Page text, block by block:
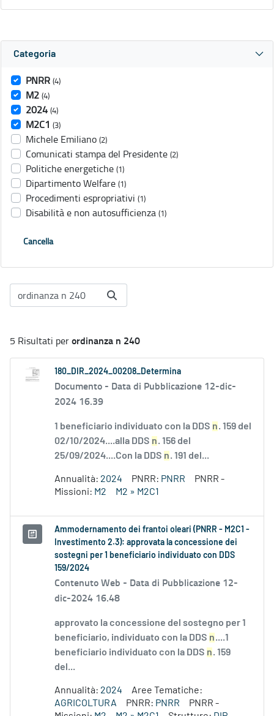
Categoria
PNRR (4)
M2 (4)
2024 (4)
M2C1 (3)
Michele Emiliano (2)
Comunicati stampa del Presidente (2)
Politiche energetiche (1)
Dipartimento Welfare (1)
Procedimenti espropriativi (1)
Disabilità e non autosufficienza (1)
Cancella
5 Risultati perordinanza n 240
180_DIR_2024_00208_Determina
Documento - Data di Pubblicazione 12-dic-
2024 16.39
1 beneficiario individuato con la DDS n. 159 del
02/10/2024....alla DDS n. 156 del
25/09/2024....Con la DDS n. 191 del...
Annualità: 2024 PNRR: PNRR
PNRR -
Missioni: M2 M2 » M2C1
Ammodernamento dei frantoi oleari (PNRR - M2C1 -
Investimento 2.3): approvata la concessione dei
sostegni per 1 beneficiario individuato con DDS
159/2024
Contenuto Web - Data di Pubblicazione 12-
dic-2024 16.48
approvato la concessione del sostegno per 1
beneficiario, individuato con la DDS n....1
beneficiario individuato con la DDS n. 159
del...
Annualità: 2024
Aree Tematiche:
AGRICOLTURA
PNRR: PNRR
PNRR -